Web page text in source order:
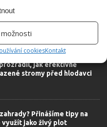
cookiesKontakt
jak efektivně
stromy před hlodavci
Přinášíme tipy na
jako živý plot